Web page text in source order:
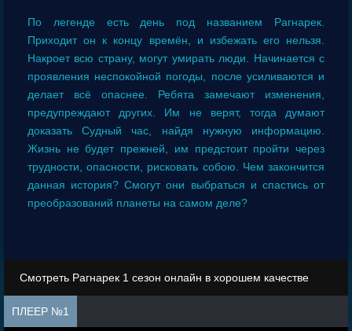
По легенде есть день под названием Рагнарек.
Приходит он к концу времён, и избежать его нельзя.
Накроет всю страну, могут умирать люди. Начинается с
проявления неспокойной погоды, после усиливаются и
делает всё опаснее. Ребята замечают изменения,
предупреждают других. Им не верят, тогда думают
доказать Судный час, найдя нужную информацию.
Жизнь не будет прежней, им предстоит пройти через
трудности, опасности, рисковать собою. Чем закончится
данная история? Смогут они выбраться и спастись от
преобразований планеты на самом деле?
Смотреть Рагнарек 1 сезон онлайн в хорошем качестве
ПЛЕЕР №1